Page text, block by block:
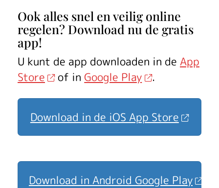
Ook alles snel en veilig online
regelen? Download nu de gratis
app!
U kunt de app downloaden in de App
Store
of in Google Play .
Download in de iOS App Store
Download in Android Google Play